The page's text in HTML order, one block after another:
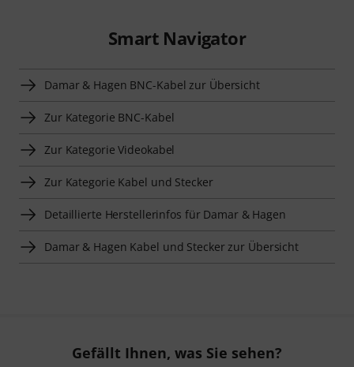
Smart Navigator
Damar & Hagen BNC-Kabel zur Übersicht
Zur Kategorie BNC-Kabel
Zur Kategorie Videokabel
Zur Kategorie Kabel und Stecker
Detaillierte Herstellerinfos für Damar & Hagen
Damar & Hagen Kabel und Stecker zur Übersicht
Gefällt Ihnen, was Sie sehen?